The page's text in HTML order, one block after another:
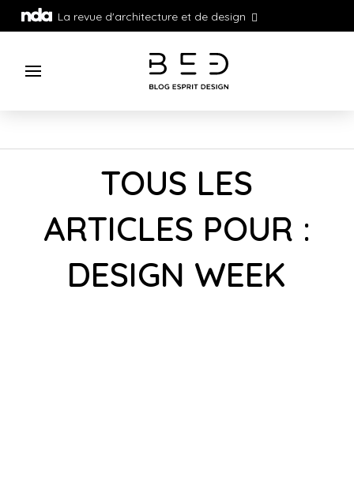
La revue d'architecture et de design
TOUS LES
ARTICLES POUR :
DESIGN WEEK